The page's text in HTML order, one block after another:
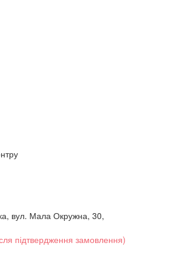
вул. Мала Окружна, 30,
підтвердження замовлення)